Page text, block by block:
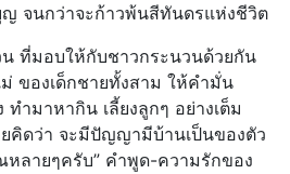
จนกว่าจะก้าวพ้นสีทันดรแห่งชีวิต
น ที่มอบให้กับชาวกระนวนด้วยกัน
ของเด็กชายทั้งสาม ให้คำมั่น
ำมาหากิน เลี้ยงลูกๆ อย่างเต็ม
คิดว่า จะมีปัญญามีบ้านเป็นของตัว
ลายๆครับ” คำพูด-ความรักของ